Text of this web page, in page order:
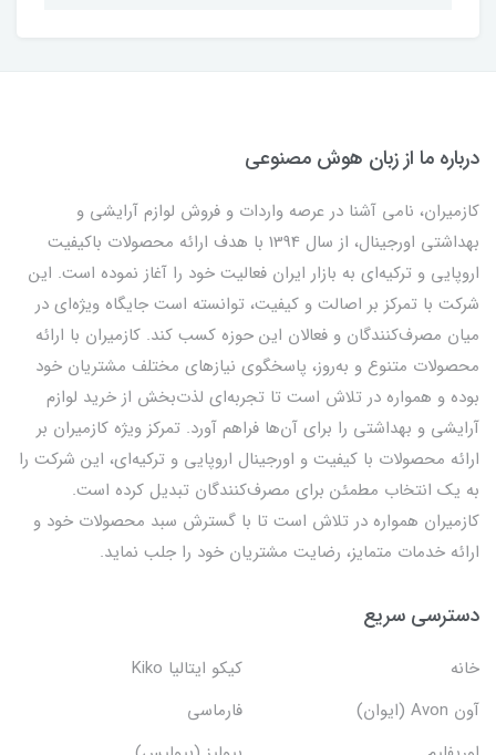
درباره ما از زبان هوش مصنوعی
کازمیران، نامی آشنا در عرصه واردات و فروش لوازم آرایشی و
بهداشتی اورجینال، از سال 1394 با هدف ارائه محصولات باکیفیت
اروپایی و ترکیه‌ای به بازار ایران فعالیت خود را آغاز نموده است. این
شرکت با تمرکز بر اصالت و کیفیت، توانسته است جایگاه ویژه‌ای در
میان مصرف‌کنندگان و فعالان این حوزه کسب کند. کازمیران با ارائه
محصولات متنوع و به‌روز، پاسخگوی نیازهای مختلف مشتریان خود
بوده و همواره در تلاش است تا تجربه‌ای لذت‌بخش از خرید لوازم
آرایشی و بهداشتی را برای آن‌ها فراهم آورد. تمرکز ویژه کازمیران بر
ارائه محصولات با کیفیت و اورجینال اروپایی و ترکیه‌ای، این شرکت را
به یک انتخاب مطمئن برای مصرف‌کنندگان تبدیل کرده است.
کازمیران همواره در تلاش است تا با گسترش سبد محصولات خود و
ارائه خدمات متمایز، رضایت مشتریان خود را جلب نماید.
دسترسی سریع
خانه
کیکو ایتالیا Kiko
آون Avon (ایوان)
فارماسی